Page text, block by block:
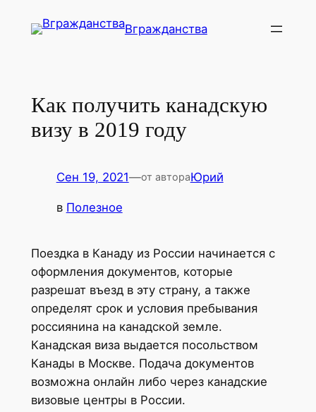
Вгражданства
Как получить канадскую
визу в 2019 году
Сен 19, 2021—от автораЮрий
в Полезное
Поездка в Канаду из России начинается с
оформления документов, которые
разрешат въезд в эту страну, а также
определят срок и условия пребывания
россиянина на канадской земле.
Канадская виза выдается посольством
Канады в Москве. Подача документов
возможна онлайн либо через канадские
визовые центры в России.